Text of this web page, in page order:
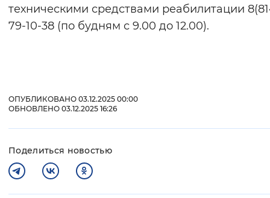
техническими средствами реабилитации
79-10-38 (по будням с 9.00 до 12.00).
ОПУБЛИКОВАНО 03.12.2025 00:00
ОБНОВЛЕНО 03.12.2025 16:26
Поделиться новостью